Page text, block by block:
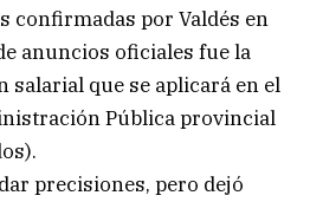
confirmadas por Valdés en
anuncios oficiales fue la
salarial que se aplicará en el
Pública provincial
precisiones, pero dejó